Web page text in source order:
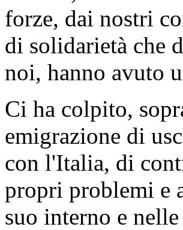
forze, dai nostri
di solidarietà che
noi, hanno avuto
Ci ha colpito,
emigrazione di
con l'Italia, di
propri problemi e
suo interno e